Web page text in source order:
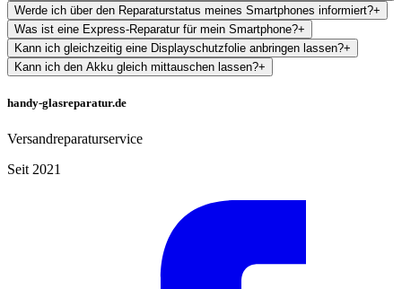
Werde ich über den Reparaturstatus meines Smartphones informiert?+
Was ist eine Express-Reparatur für mein Smartphone?+
Kann ich gleichzeitig eine Displayschutzfolie anbringen lassen?+
Kann ich den Akku gleich mittauschen lassen?+
handy-glasreparatur.de
Versandreparaturservice
Seit 2021